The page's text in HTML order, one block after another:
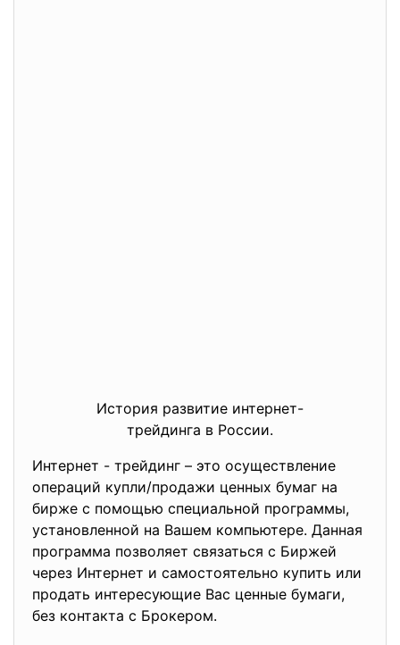
История развитие интернет-
трейдинга в России.
Интернет - трейдинг – это осуществление
операций купли/продажи ценных бумаг на
бирже с помощью специальной программы,
установленной на Вашем компьютере. Данная
программа позволяет связаться с Биржей
через Интернет и самостоятельно купить или
продать интересующие Вас ценные бумаги,
без контакта с Брокером.